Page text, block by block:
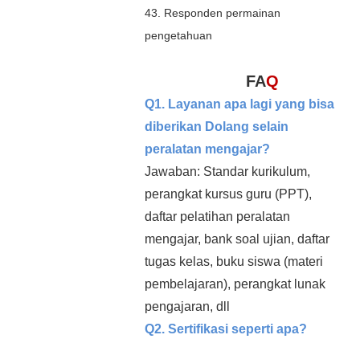
43. Responden permainan
pengetahuan
FAQ
Q1. Layanan apa lagi yang bisa
diberikan Dolang selain
peralatan mengajar?
Jawaban: Standar kurikulum,
perangkat kursus guru (PPT),
daftar pelatihan peralatan
mengajar, bank soal ujian, daftar
tugas kelas, buku siswa (materi
pembelajaran), perangkat lunak
pengajaran, dll
Q2. Sertifikasi seperti apa?